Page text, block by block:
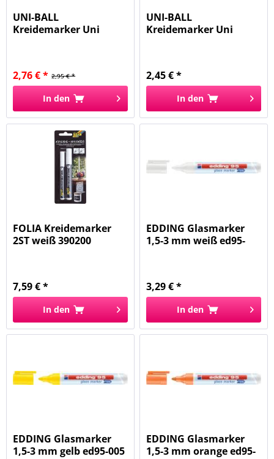
UNI-BALL
Kreidemarker Uni
2,95 € *
2,76 € *
In den
UNI-BALL
Kreidemarker Uni
2,45 € *
In den
FOLIA Kreidemarker
2ST weiß 390200
7,59 € *
In den
EDDING Glasmarker
1,5-3 mm weiß ed95-
3,29 € *
In den
EDDING Glasmarker
1,5-3 mm gelb ed95-005
EDDING Glasmarker
1,5-3 mm orange ed95-